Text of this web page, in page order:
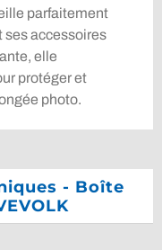
parfaitement
ses accessoires
elle
protéger et
photo.
- Boîte